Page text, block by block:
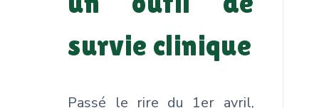
survie clinique
Passé le rire du 1er avril,